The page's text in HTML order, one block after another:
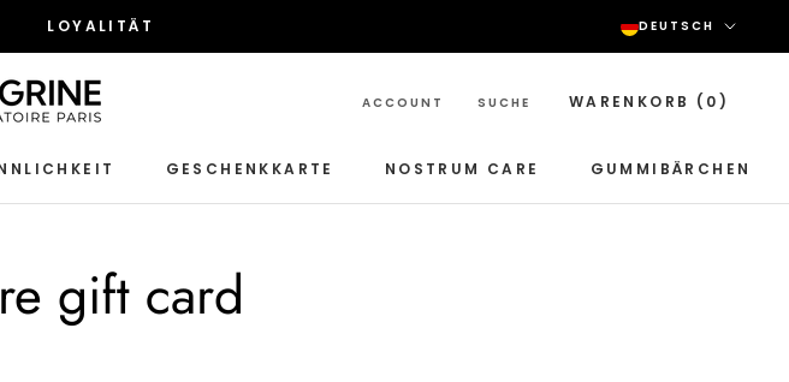
LOYALITÄT DEUTSCH
GESCHENKKARTE
NOSTRUM CARE
GUMMIBÄRCHEN
ACCOUNT SUCHE WARENKORB ( 0 )
gift card